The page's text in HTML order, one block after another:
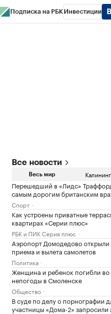
Подписка на РБК Инвестиции
Все новости
Весь мир
Перешедший в «Лидс»
самым дорогим британским
Спорт
Как устроены приватные
квартирах «Серии плюс»
РБК и ПИК Серия плюс
Аэропорт Домодедово открыли
приема и вылета самолетов
Политика
Женщина и ребенок погибли во
непогоды в Смоленске
Общество
В суде по делу о порнографии
участницы «Дома-2» запросили